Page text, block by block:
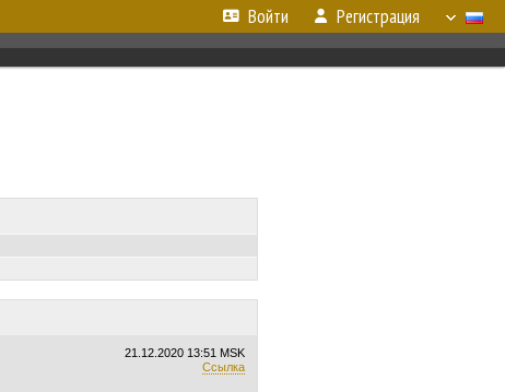
Войти Регистрация
21.12.2020 13:51 MSK
Ссылка